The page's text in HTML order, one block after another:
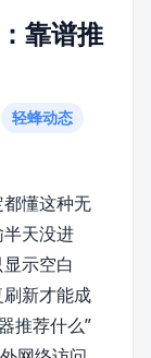
靠谱推
轻蜂动态
懂这种无
天没进
示空白
新才能成
推荐什么”